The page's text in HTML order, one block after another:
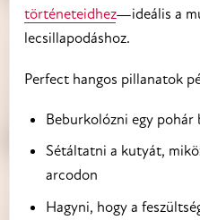
történeteidhez—ideális a
lecsillapodáshoz.
Perfect hangos pillanatok
Beburkolózni egy
Sétáltatni a kutyát,
arcodon
Hagyni, hogy a